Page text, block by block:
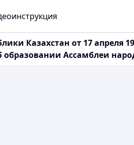
Казахстан от 17 апреля
образовании Ассамблеи